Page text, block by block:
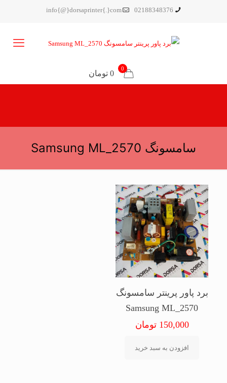
02188348376
info{@}dorsaprinter{.}com
0
0 تومان
سامسونگ Samsung ML_2570
برد پاور پرینتر سامسونگ
Samsung ML_2570
150,000 تومان
افزودن به سبد خرید